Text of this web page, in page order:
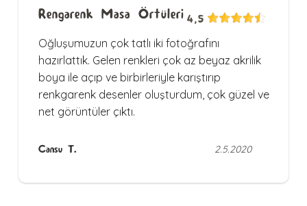
Rengarenk Masa Örtüleri 4,5
Oğluşumuzun çok tatlı iki fotoğrafını
hazırlattık. Gelen renkleri çok az beyaz akrilik
boya ile açıp ve birbirleriyle karıştırıp
renkgarenk desenler oluşturdum, çok güzel ve
net görüntüler çıktı.
Cansu T. 2.5.2020